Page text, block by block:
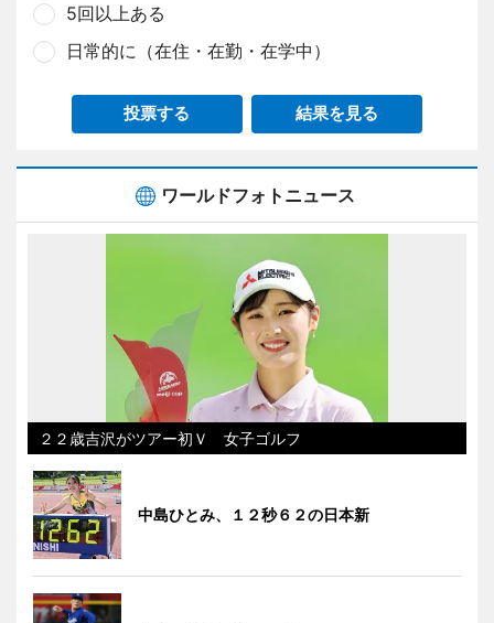
5回以上ある
日常的に（在住・在勤・在学中）
投票する 結果を見る
ワールドフォトニュース
２２歳吉沢がツアー初Ｖ 女子ゴルフ
中島ひとみ、１２秒６２の日本新